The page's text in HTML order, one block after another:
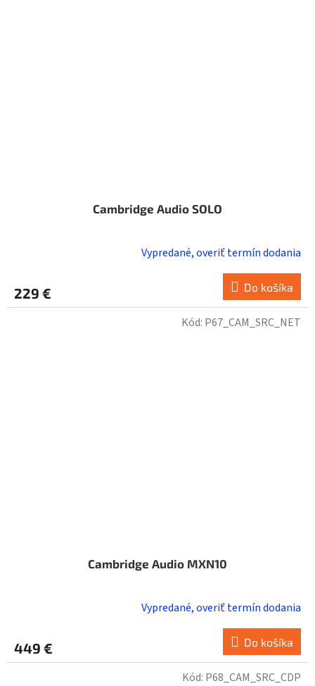
Cambridge Audio SOLO
Vypredané, overiť termín dodania
229 € Do košíka
Cambridge Audio MXN10
Vypredané, overiť termín dodania
449 € Do košíka
Kód: P67_CAM_SRC_NET
Kód: P68_CAM_SRC_CDP